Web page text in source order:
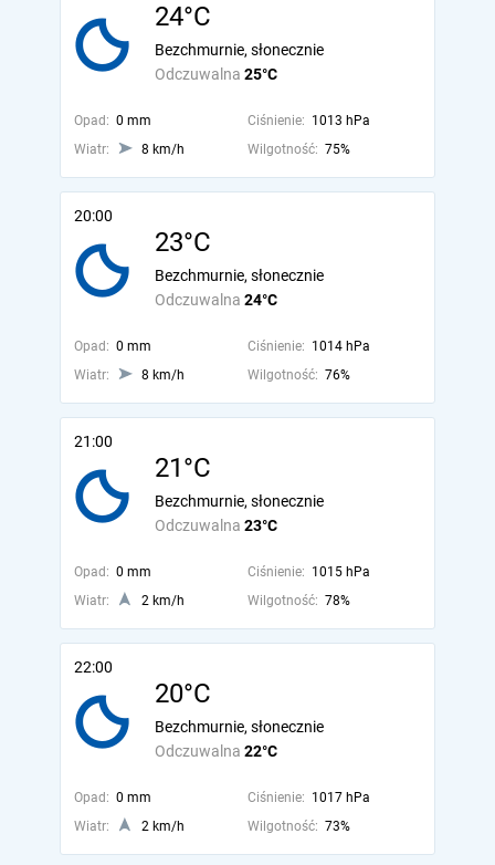
24°C
Odczuwalna 25°C
Bezchmurnie, słonecznie
Opad: 0 mm Ciśnienie: 1013 hPa
Wiatr:
8 km/h Wilgotność: 75%
20:00
23°C
Odczuwalna 24°C
Bezchmurnie, słonecznie
Opad: 0 mm Ciśnienie: 1014 hPa
Wiatr:
8 km/h Wilgotność: 76%
21:00
21°C
Odczuwalna 23°C
Bezchmurnie, słonecznie
Opad: 0 mm Ciśnienie: 1015 hPa
Wiatr:
2 km/h Wilgotność: 78%
22:00
20°C
Odczuwalna 22°C
Bezchmurnie, słonecznie
Opad: 0 mm Ciśnienie: 1017 hPa
Wiatr:
2 km/h Wilgotność: 73%